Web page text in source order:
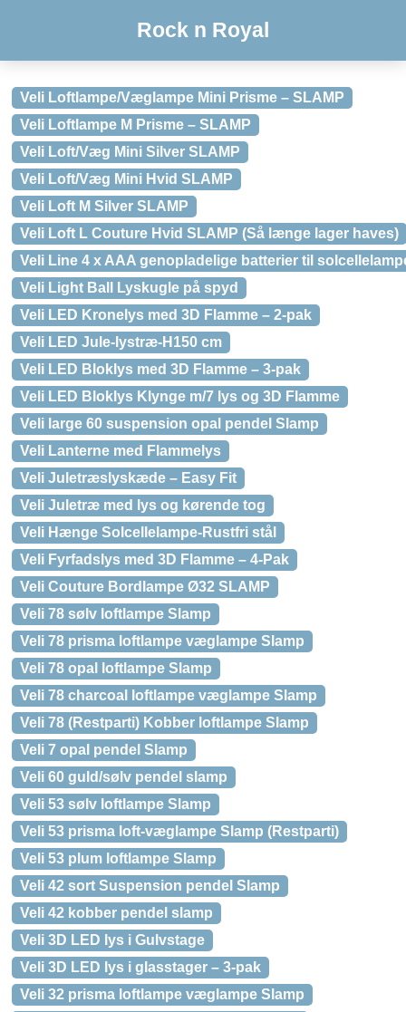
Rock n Royal
Veli Loftlampe/Væglampe Mini Prisme – SLAMP
Veli Loftlampe M Prisme – SLAMP
Veli Loft/Væg Mini Silver SLAMP
Veli Loft/Væg Mini Hvid SLAMP
Veli Loft M Silver SLAMP
Veli Loft L Couture Hvid SLAMP (Så længe lager haves)
Veli Line 4 x AAA genopladelige batterier til
Veli Light Ball Lyskugle på spyd
Veli LED Kronelys med 3D Flamme – 2-pak
Veli LED Jule-lystræ-H150 cm
Veli LED Bloklys med 3D Flamme – 3-pak
Veli LED Bloklys Klynge m/7 lys og 3D Flamme
Veli large 60 suspension opal pendel Slamp
Veli Lanterne med Flammelys
Veli Juletræslyskæde – Easy Fit
Veli Juletræ med lys og kørende tog
Veli Hænge Solcellelampe-Rustfri stål
Veli Fyrfadslys med 3D Flamme – 4-Pak
Veli Couture Bordlampe Ø32 SLAMP
Veli 78 sølv loftlampe Slamp
Veli 78 prisma loftlampe væglampe Slamp
Veli 78 opal loftlampe Slamp
Veli 78 charcoal loftlampe væglampe Slamp
Veli 78 (Restparti) Kobber loftlampe Slamp
Veli 7 opal pendel Slamp
Veli 60 guld/sølv pendel slamp
Veli 53 sølv loftlampe Slamp
Veli 53 prisma loft-væglampe Slamp (Restparti)
Veli 53 plum loftlampe Slamp
Veli 42 sort Suspension pendel Slamp
Veli 42 kobber pendel slamp
Veli 3D LED lys i Gulvstage
Veli 3D LED lys i glasstager – 3-pak
Veli 32 prisma loftlampe væglampe Slamp